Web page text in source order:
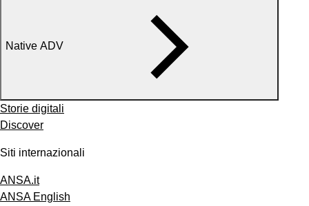
Native ADV
Storie digitali
Discover
Siti internazionali
ANSA.it
ANSA English